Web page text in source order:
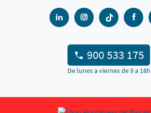
900 533 175
De lunes a viernes de 9 a 18h